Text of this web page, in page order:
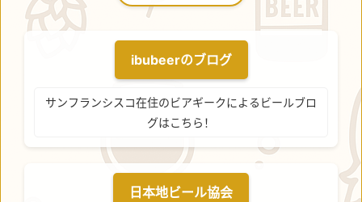
ibubeerのブログ
サンフランシスコ在住のビアギークによるビールブロ
グはこちら！
日本地ビール協会